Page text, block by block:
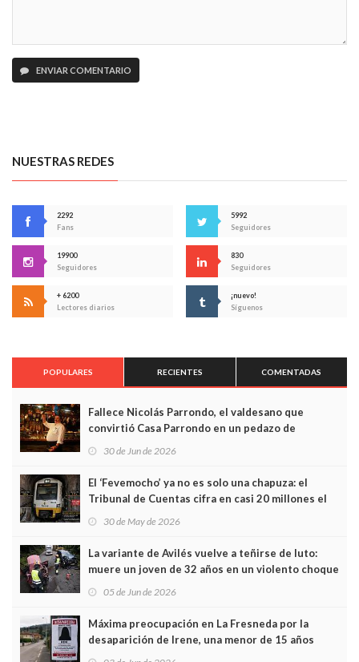
ENVIAR COMENTARIO
NUESTRAS REDES
2292
Fans
5992
Seguidores
19900
Seguidores
830
Seguidores
+ 6200
Lectores diarios
¡nuevo!
Síguenos
POPULARES RECIENTES COMENTADAS
Fallece Nicolás Parrondo, el valdesano que
convirtió Casa Parrondo en un pedazo de
Asturias en Madrid
30 de Jun de 2026
El ‘Fevemocho’ ya no es solo una chapuza: el
Tribunal de Cuentas cifra en casi 20 millones el
sobrecoste de los trenes que no cabían por los
30 de May de 2026
La variante de Avilés vuelve a teñirse de luto:
muere un joven de 32 años en un violento choque
frontal
05 de Jun de 2026
Máxima preocupación en La Fresneda por la
desaparición de Irene, una menor de 15 años